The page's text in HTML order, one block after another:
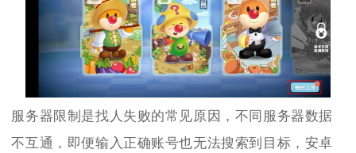
服务器限制是找人失败的常见原因，不同服务器数据
不互通，即便输入正确账号也无法搜索到目标，安卓